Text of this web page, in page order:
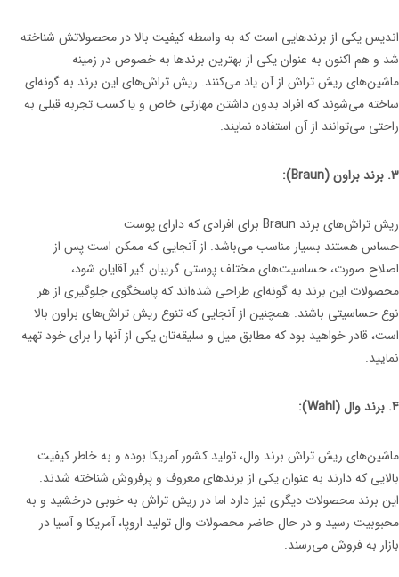
اندیس یکی از برندهایی است که به واسطه کیفیت بالا در محصولاتش شناخته
شد و هم اکنون به عنوان یکی از بهترین برندها به خصوص در زمینه
ماشین‌های ریش تراش از آن یاد می‌کنند. ریش تراش‌های این برند به گونه‌ای
ساخته می‌شوند که افراد بدون داشتن مهارتی خاص و یا کسب تجربه قبلی به
راحتی می‌توانند از آن استفاده نمایند.
3. برند براون (Braun):
ریش تراش‌های برند Braun برای افرادی که دارای پوست
حساس هستند بسیار مناسب می‌باشد. از آنجایی که ممکن است پس از
اصلاح صورت، حساسیت‌های مختلف پوستی گریبان گیر آقایان شود،
محصولات این برند به گونه‌ای طراحی شده‌اند که پاسخگوی جلوگیری از هر
نوع حساسیتی باشند. همچنین از آنجایی که تنوع ریش تراش‌های براون بالا
است، قادر خواهید بود که مطابق میل و سلیقه‌تان یکی از آنها را برای خود تهیه
نمایید.
4. برند وال (Wahl):
ماشین‌های ریش تراش برند وال، تولید کشور آمریکا بوده و به خاطر کیفیت
بالایی که دارند به عنوان یکی از برندهای معروف و پرفروش شناخته شدند.
این برند محصولات دیگری نیز دارد اما در ریش تراش به خوبی درخشید و به
محبوبیت رسید و در حال حاضر محصولات وال تولید اروپا، آمریکا و آسیا در
بازار به فروش می‌رسند.